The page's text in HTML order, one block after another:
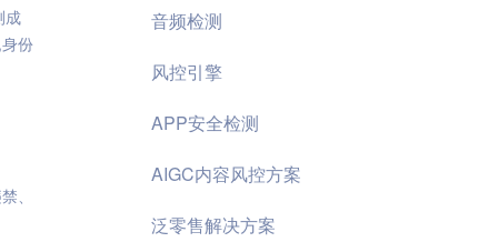
控
成
份
、
音频检测
风控引擎
APP安全检测
AIGC内容风控方案
泛零售解决方案